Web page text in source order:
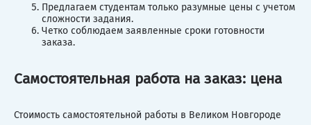
Предлагаем студентам только разумные цены с учетом
сложности задания.
Четко соблюдаем заявленные сроки готовности
заказа.
Самостоятельная работа на заказ: цена
Стоимость самостоятельной работы в Великом Новгороде